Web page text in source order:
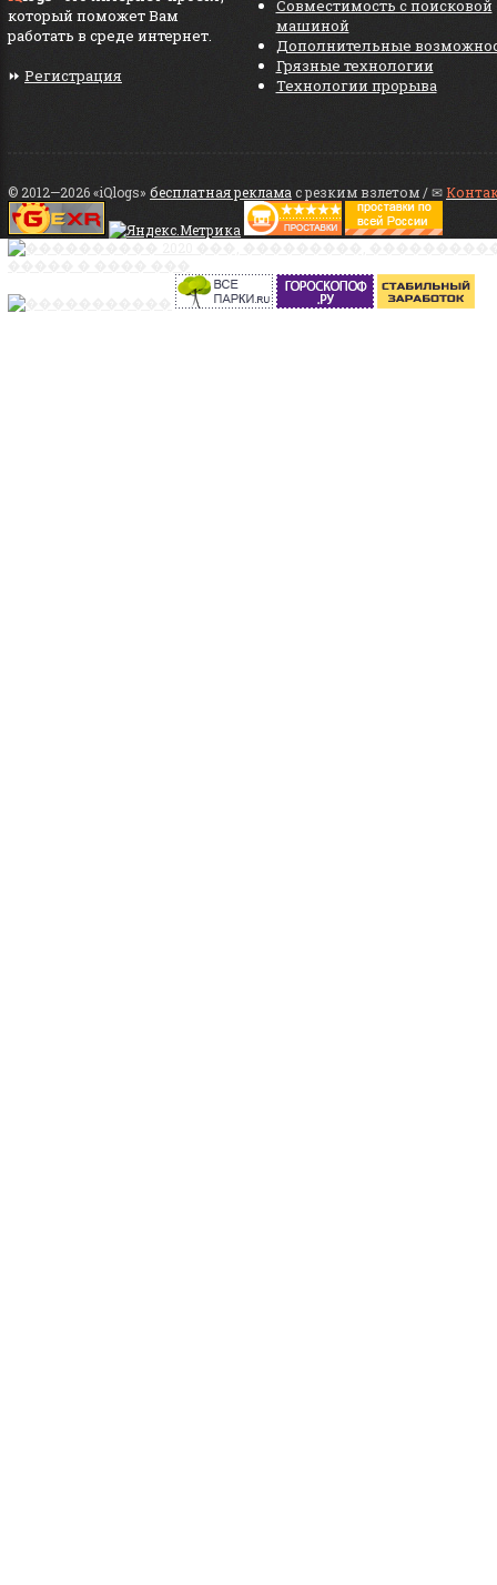
который поможет Вам
работать в среде интернет.
⏩ Регистрация
Совместимость с поисковой
машиной
Дополнительные
Грязные технологии
Технологии прорыва
© 2012—2026 «iQlogs» бесплатная реклама с резким взлетом / ✉